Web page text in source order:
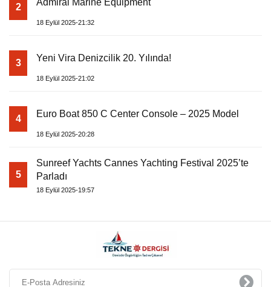
2 Admiral Marine Equipment
18 Eylül 2025-21:32
3 Yeni Vira Denizcilik 20. Yılında!
18 Eylül 2025-21:02
4 Euro Boat 850 C Center Console – 2025 Model
18 Eylül 2025-20:28
5
Sunreef Yachts Cannes Yachting Festival 2025’te
Parladı
18 Eylül 2025-19:57